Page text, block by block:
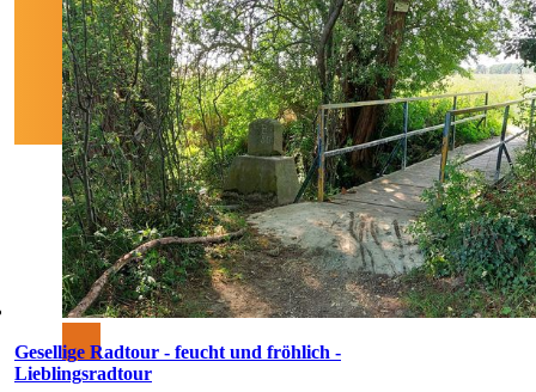
Gesellige Radtour - feucht und fröhlich -
Lieblingsradtour